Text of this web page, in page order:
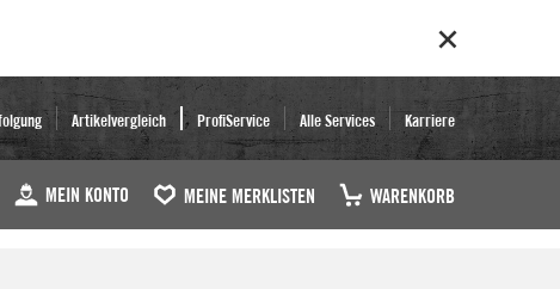
Artikelvergleich ProfiService Alle Services Karriere
MEIN KONTO MEINE MERKLISTEN WARENKORB